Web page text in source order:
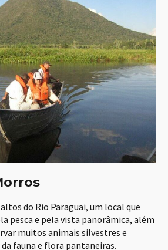
do Rio Paraguai, um local que
pesca e pela vista panorâmica, além
muitos animais silvestres e
fauna e flora pantaneiras.